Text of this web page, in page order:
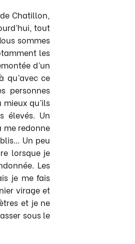
Chatillon,
tout
sommes
les
d’un
qu’avec ce
personnes
qu’ils
élevés. Un
me redonne
Un peu
lorsque je
Les
je me fais
virage et
et je ne
sous le